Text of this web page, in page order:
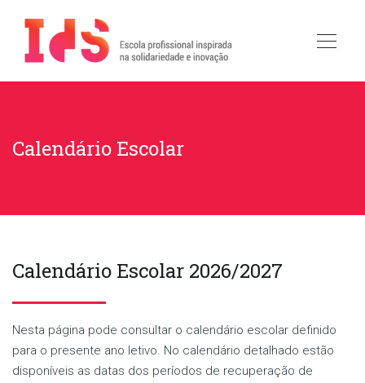
Calendário Escolar
Calendário Escolar 2026/2027
Nesta página pode consultar o calendário escolar definido
para o presente ano letivo. No calendário detalhado estão
disponíveis as datas dos períodos de recuperação de